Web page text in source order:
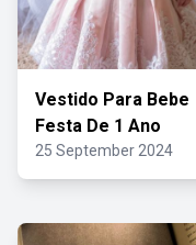
Vestido Para Bebe
Festa De 1 Ano
25 September 2024